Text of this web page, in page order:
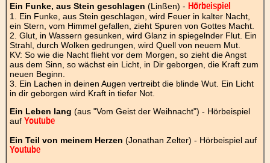
Ein Funke, aus Stein geschlagen (Linßen) - Hörbeispiel
1. Ein Funke, aus Stein geschlagen, wird Feuer in kalter Nacht,
ein Stern, vom Himmel gefallen, zieht Spuren von Gottes Macht.
2. Glut, in Wassern gesunken, wird Glanz in spiegelnder Flut. Ein
Strahl, durch Wolken gedrungen, wird Quell von neuem Mut.
KV: So wie die Nacht flieht vor dem Morgen, so zieht die Angst
aus dem Sinn, so wächst ein Licht, in Dir geborgen, die Kraft zum
neuen Beginn.
3. Ein Lachen in deinen Augen vertreibt die blinde Wut. Ein Licht
in dir geborgen wird Kraft in tiefer Not.
Ein Leben lang (aus "Vom Geist der Weihnacht") - Hörbeispiel
auf Youtube
Ein Teil von meinem Herzen (Jonathan Zelter) - Hörbeispiel auf
Youtube